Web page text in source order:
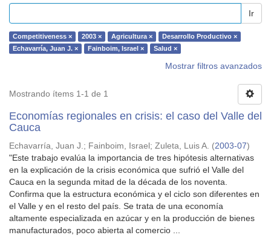
Ir
Competitiveness × 2003 × Agricultura ×
Desarrollo Productivo ×
Echavarría, Juan J. ×
Fainboim, Israel × Salud ×
Mostrar filtros avanzados
Mostrando ítems 1-1 de 1
Economías regionales en crisis: el caso del Valle del
Cauca
Echavarría, Juan J.; Fainboim, Israel ; Zuleta, Luis A. (2003-07)
"Este trabajo evalúa la importancia de tres hipótesis alternativas
en la explicación de la crisis económica que sufrió el Valle del
Cauca en la segunda mitad de la década de los noventa.
Confirma que la estructura económica y el ciclo son diferentes en
el Valle y en el resto del país. Se trata de una economía
altamente especializada en azúcar y en la producción de bienes
manufacturados, poco abierta al comercio ...